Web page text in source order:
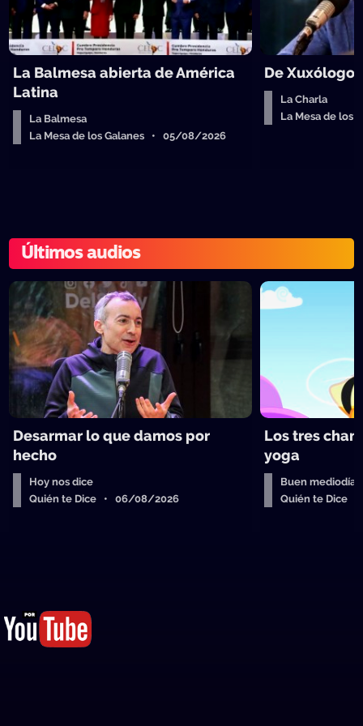
La Balmesa abierta de América
Latina
La Balmesa
La Mesa de los Galanes • 05/08/2026
De Xuxólogo
La Charla
La Mesa de
Últimos audios
Desarmar lo que damos por
hecho
Hoy nos dice
Quién te Dice • 06/08/2026
Los tres
yoga
Buen mediodía
Quién te Dice